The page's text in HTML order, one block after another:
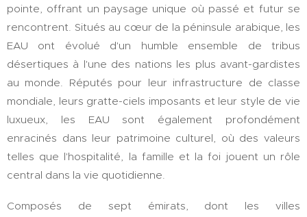
pointe, offrant un paysage unique où passé et futur se
rencontrent. Situés au cœur de la péninsule arabique, les
EAU ont évolué d'un humble ensemble de tribus
désertiques à l'une des nations les plus avant-gardistes
au monde. Réputés pour leur infrastructure de classe
mondiale, leurs gratte-ciels imposants et leur style de vie
luxueux, les EAU sont également profondément
enracinés dans leur patrimoine culturel, où des valeurs
telles que l'hospitalité, la famille et la foi jouent un rôle
central dans la vie quotidienne.
Composés de sept émirats, dont les villes